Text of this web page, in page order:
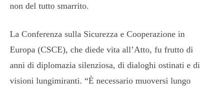
non del tutto smarrito.
La Conferenza sulla Sicurezza e Cooperazione in
Europa (CSCE), che diede vita all’Atto, fu frutto di
anni di diplomazia silenziosa, di dialoghi ostinati e di
visioni lungimiranti. “È necessario muoversi lungo